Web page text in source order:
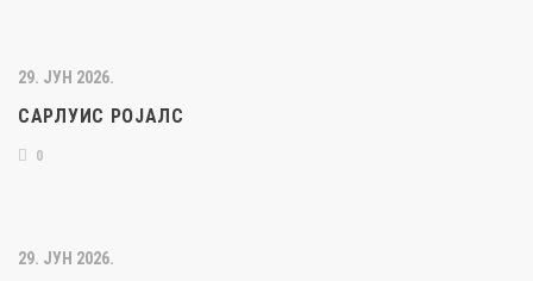
29. ЈУН 2026.
САРЛУИС РОЈАЛС
0
29. ЈУН 2026.